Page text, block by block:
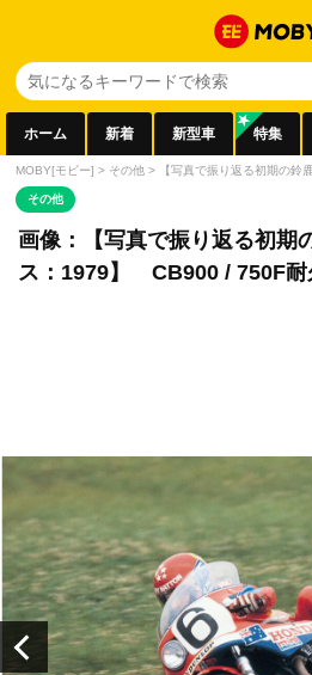
ホーム 新着 新型車 特集
MOBY[モビー] > その他 > 【写真で振り返る初期の
その他
画像：【写真で振り返る初期
ス：1979】 CB900 / 750F耐